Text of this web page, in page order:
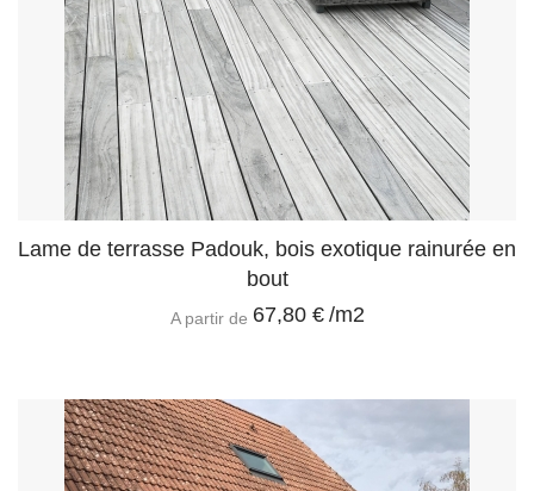
Lame de terrasse Padouk, bois exotique rainurée en
bout
A partir de 67,80 € /m2